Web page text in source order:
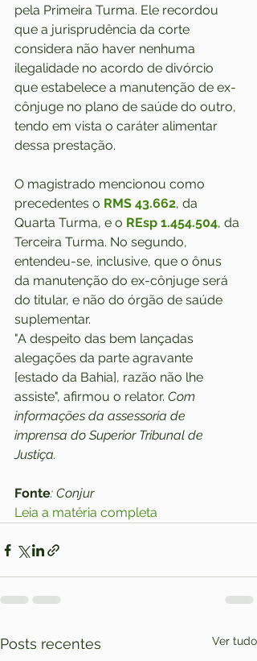
pela Primeira Turma. Ele recordou
que a jurisprudência da corte
considera não haver nenhuma
ilegalidade no acordo de divórcio
que estabelece a manutenção de ex-
cônjuge no plano de saúde do outro,
tendo em vista o caráter alimentar
dessa prestação.
O magistrado mencionou como
precedentes o RMS 43.662, da
Quarta Turma, e o REsp 1.454.504, da
Terceira Turma. No segundo,
entendeu-se, inclusive, que o ônus
da manutenção do ex-cônjuge será
do titular, e não do órgão de saúde
suplementar.
"A despeito das bem lançadas
alegações da parte agravante
[estado da Bahia], razão não lhe
assiste", afirmou o relator. Com
informações da assessoria de
imprensa do Superior Tribunal de
Justiça.
Fonte: Conjur
Leia a matéria completa
Posts recentes Ver tudo